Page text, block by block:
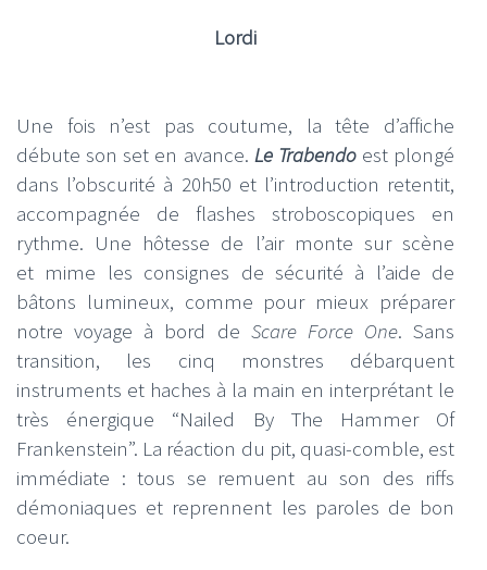
Lordi
Une fois n’est pas coutume, la tête d’affiche
débute son set en avance. Le Trabendoest plongé
dans l’obscurité à 20h50 et l’introduction retentit,
accompagnée de flashes stroboscopiques en
rythme. Une hôtesse de l’air monte sur scène
et mime les consignes de sécurité à l’aide de
bâtons lumineux, comme pour mieux préparer
notre voyage à bord de Scare Force One. Sans
transition, les cinq monstres débarquent
instruments et haches à la main en interprétant le
très énergique “Nailed By The Hammer Of
Frankenstein”. La réaction du pit, quasi-comble, est
immédiate : tous se remuent au son des riffs
démoniaques et reprennent les paroles de bon
coeur.